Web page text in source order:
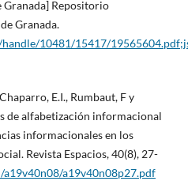
Granada] Repositorio
Granada.
10481/15417/
E.I., Rumbaut, F y
de alfabetización informacional
informacionales en los
Revista Espacios, 40(8), 27-
a19v40n08p27.pdf